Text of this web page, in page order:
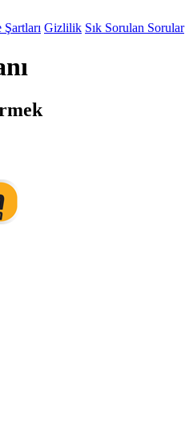
Gizlilik Sık Sorulan Sorular